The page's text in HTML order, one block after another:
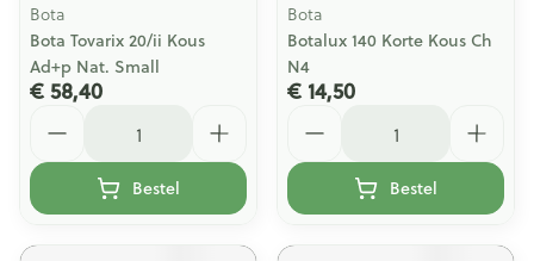
Bota
Bota Tovarix 20/ii Kous
Ad+p Nat. Small
€ 58,40
Bestel
Bota
Botalux 140 Korte Kous Ch
N4
€ 14,50
Bestel